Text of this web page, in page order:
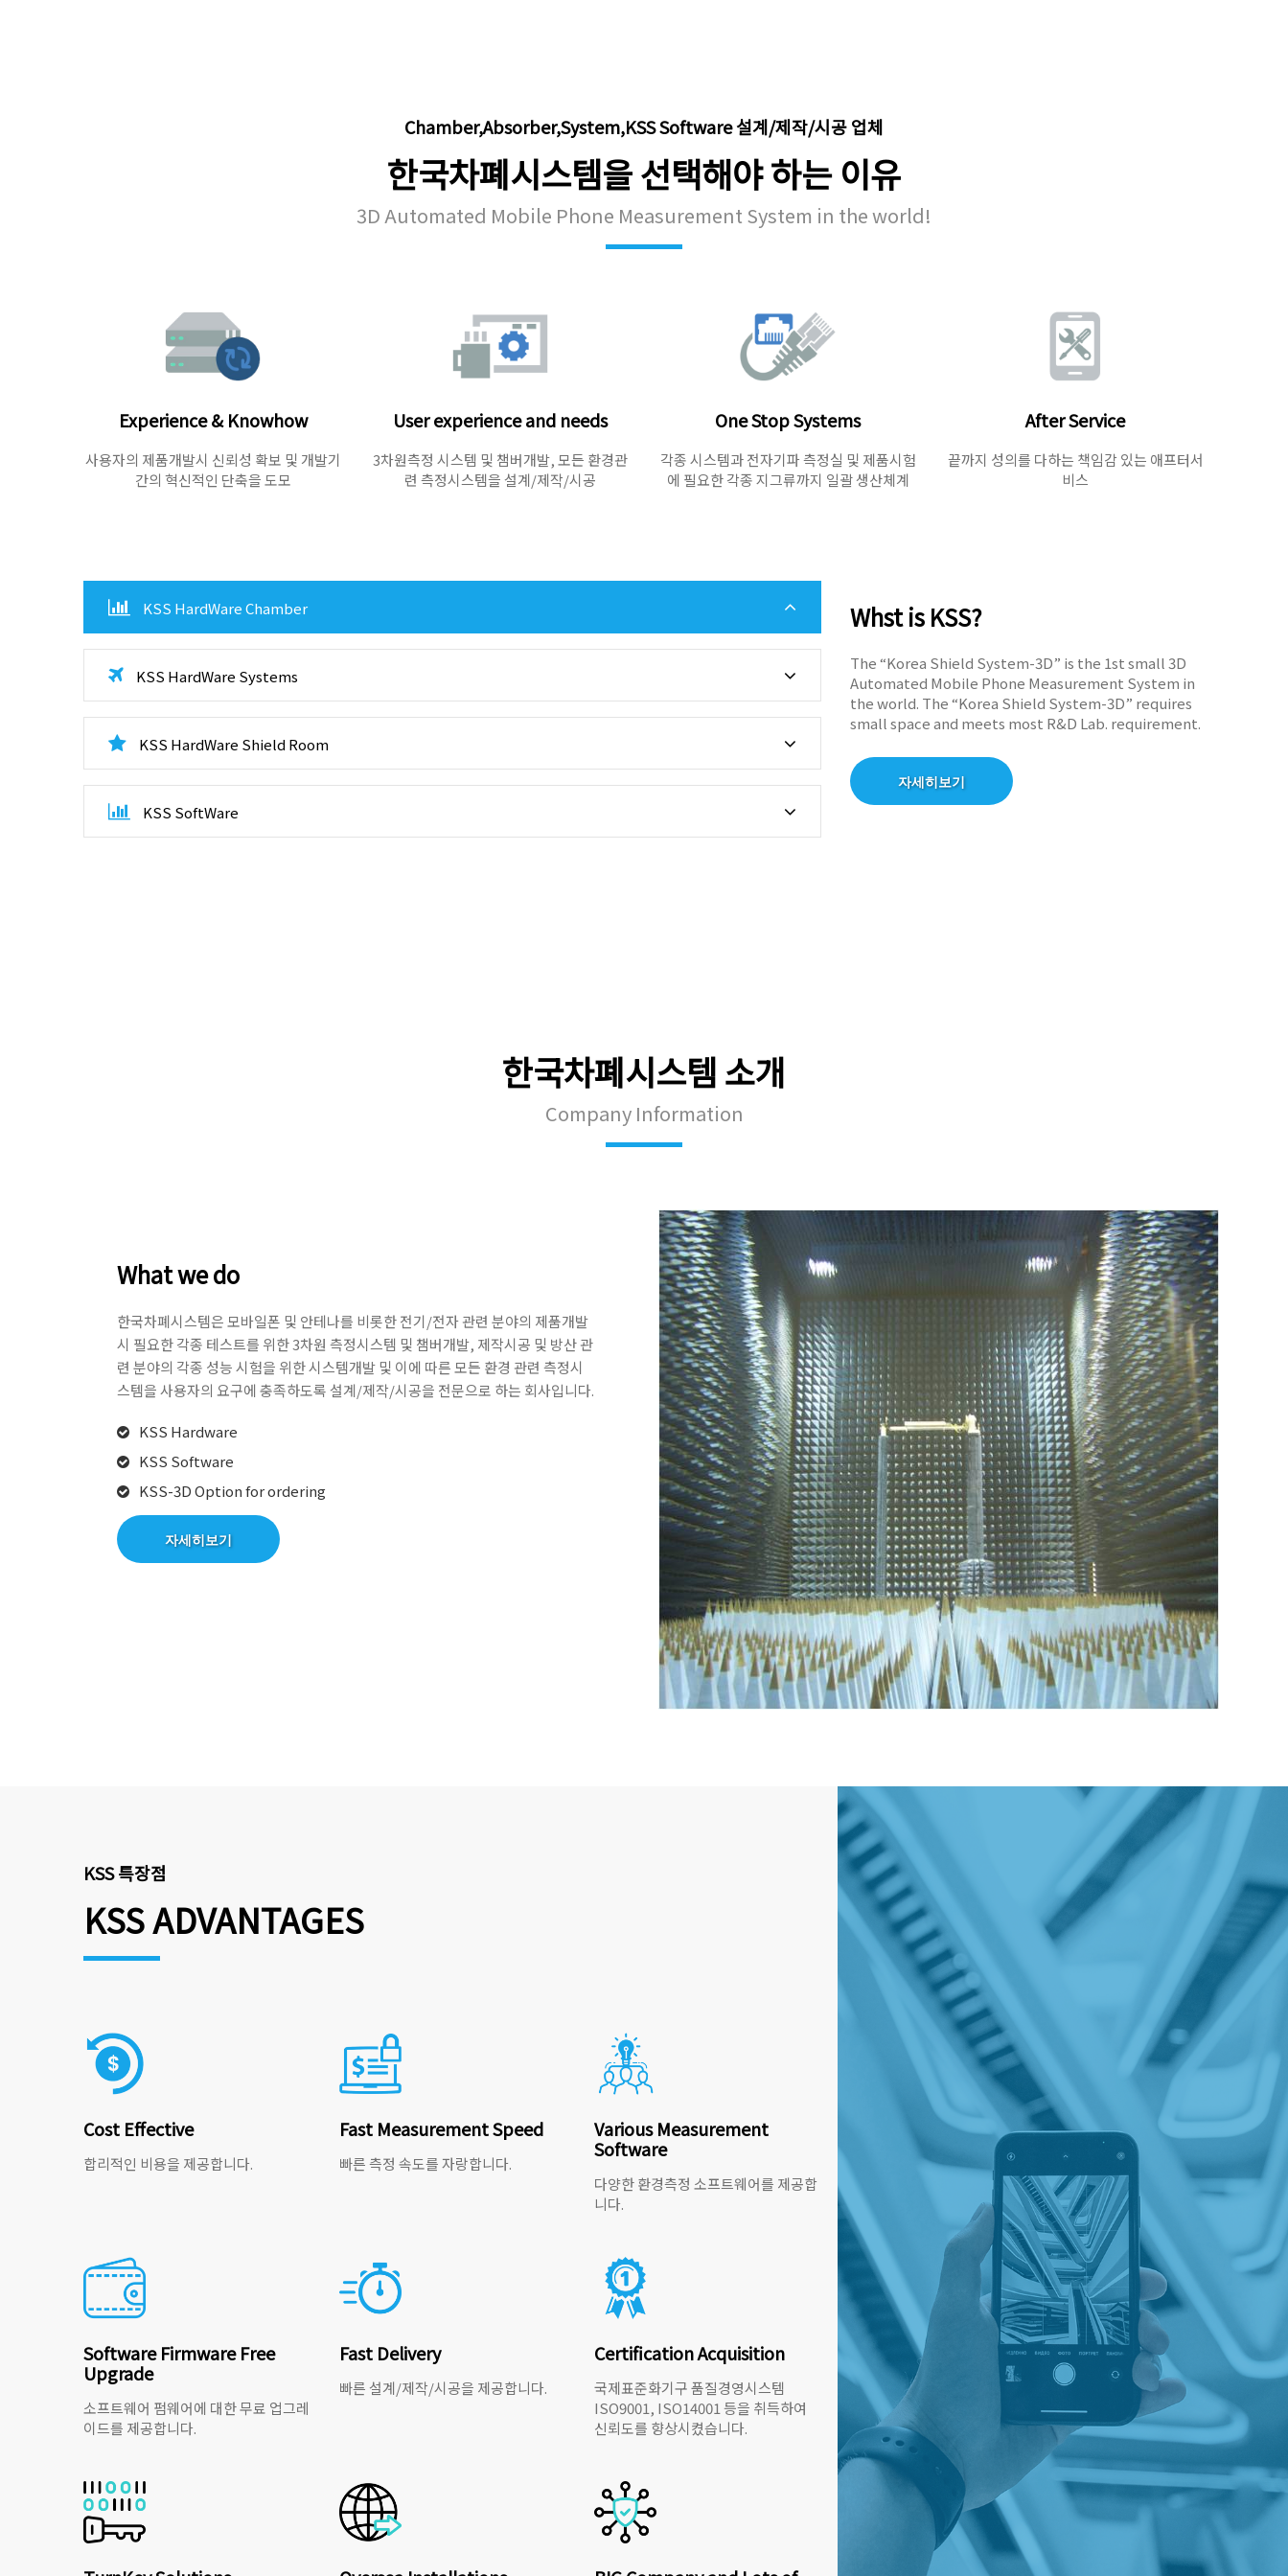
Chamber,Absorber,System,KSS Software 설계/제작/시공 업체
한국차폐시스템을 선택해야 하는 이유
3D Automated Mobile Phone Measurement System in the world!
Experience & Knowhow
사용자의 제품개발시 신뢰성 확보 및 개발기
간의 혁신적인 단축을 도모
User experience and needs
3차원측정 시스템 및 챔버개발, 모든 환경관
련 측정시스템을 설계/제작/시공
One Stop Systems
각종 시스템과 전자기파 측정실 및 제품시험
에 필요한 각종 지그류까지 일괄 생산체계
After Service
끝까지 성의를 다하는 책임감 있는 애프터서
비스
KSS HardWare Chamber
KSS HardWare Systems
KSS HardWare Shield Room
KSS SoftWare
Whst is KSS?
The “Korea Shield System-3D” is the 1st small 3D
Automated Mobile Phone Measurement System in
the world. The “Korea Shield System-3D” requires
small space and meets most R&D Lab. requirement.
자세히보기
한국차폐시스템 소개
Company Information
What we do
한국차폐시스템은 모바일폰 및 안테나를 비롯한 전기/전자 관련 분야의 제품개발
시 필요한 각종 테스트를 위한 3차원 측정시스템 및 챔버개발, 제작시공 및 방산 관
련 분야의 각종 성능 시험을 위한 시스템개발 및 이에 따른 모든 환경 관련 측정시
스템을 사용자의 요구에 충족하도록 설계/제작/시공을 전문으로 하는 회사입니다.
KSS Hardware
KSS Software
KSS-3D Option for ordering
자세히보기
KSS 특장점
KSS ADVANTAGES
Cost Effective
합리적인 비용을 제공합니다.
Fast Measurement Speed
빠른 측정 속도를 자랑합니다.
Various Measurement
Software
다양한 환경측정 소프트웨어를 제공합
니다.
Software Firmware Free
Upgrade
소프트웨어 펌웨어에 대한 무료 업그레
이드를 제공합니다.
Fast Delivery
빠른 설계/제작/시공을 제공합니다.
Certification Acquisition
국제표준화기구 품질경영시스템
ISO9001, ISO14001 등을 취득하여
신뢰도를 향상시켰습니다.